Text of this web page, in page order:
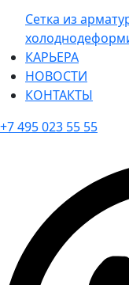
Сетка из
КАРЬЕРА
НОВОСТИ
КОНТАКТЫ
+7 495 023 55 55